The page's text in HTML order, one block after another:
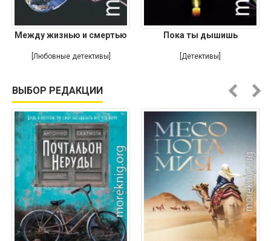
Между жизнью и смертью
[Любовные детективы]
Пока ты дышишь
[Детективы]
ВЫБОР РЕДАКЦИИ